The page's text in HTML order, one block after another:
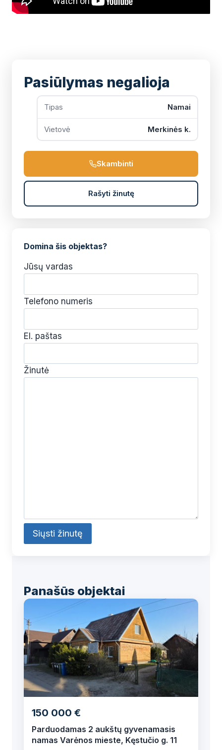
Pasiūlymas negalioja
Tipas Namai
Vietovė Merkinės k.
Skambinti
Rašyti žinutę
Domina šis objektas?
Jūsų vardas
Telefono numeris
El. paštas
Žinutė
Panašūs objektai
150 000 €
Parduodamas 2 aukštų gyvenamasis
namas Varėnos mieste, Kęstučio g. 11